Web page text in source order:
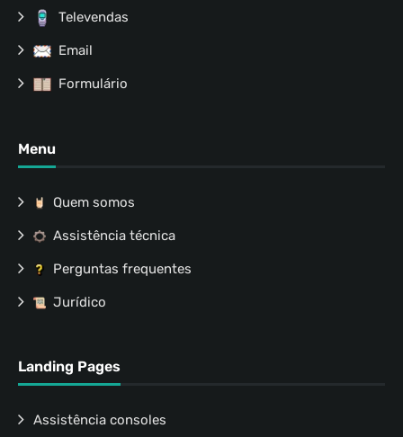
Televendas
Email
Formulário
Menu
Quem somos
Assistência técnica
Perguntas frequentes
Jurídico
Landing Pages
Assistência consoles